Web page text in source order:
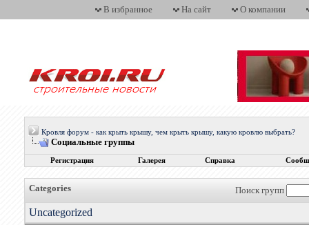
В избранное На сайт О компании
Кровля форум - как крыть крышу, чем крыть крышу, какую кровлю выбрать?
Социальные группы
Регистрация Галерея Справка
Поиск групп
Categories
Uncategorized